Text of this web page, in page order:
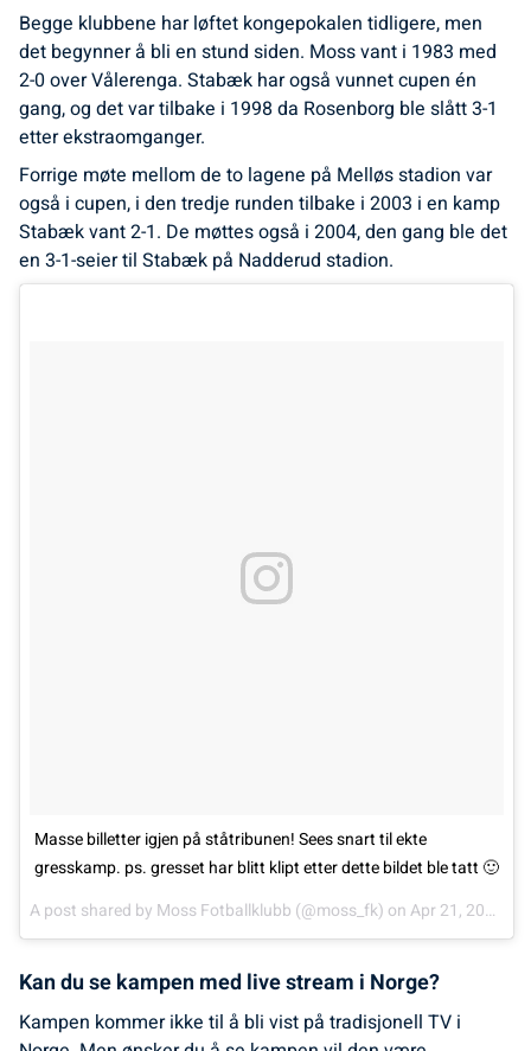
Begge klubbene har løftet kongepokalen tidligere, men
det begynner å bli en stund siden. Moss vant i 1983 med
2-0 over Vålerenga. Stabæk har også vunnet cupen én
gang, og det var tilbake i 1998 da Rosenborg ble slått 3-1
etter ekstraomganger.
Forrige møte mellom de to lagene på Melløs stadion var
også i cupen, i den tredje runden tilbake i 2003 i en kamp
Stabæk vant 2-1. De møttes også i 2004, den gang ble det
en 3-1-seier til Stabæk på Nadderud stadion.
Masse billetter igjen på ståtribunen! Sees snart til ekte
gresskamp. ps. gresset har blitt klipt etter dette bildet ble tatt 🙂
A post shared by Moss Fotballklubb (@moss_fk) onApr 21, 2018 at 4:15am PDT
Kan du se kampen med live stream i Norge?
Kampen kommer ikke til å bli vist på tradisjonell TV i